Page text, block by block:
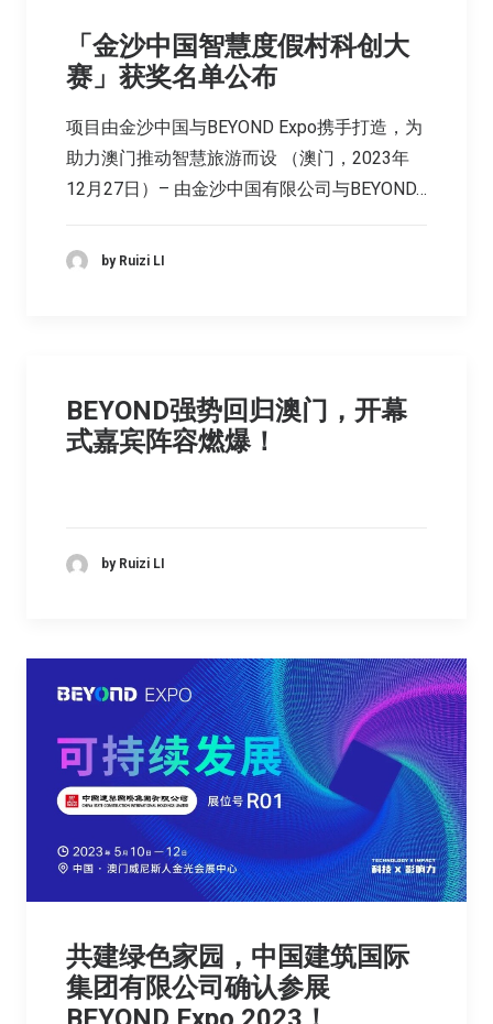
「金沙中国智慧度假村科创大
赛」获奖名单公布
项目由金沙中国与BEYOND Expo携手打造，为
助力澳门推动智慧旅游而设 （澳门，2023年
12月27日）– 由金沙中国有限公司与BEYOND…
by Ruizi LI
BEYOND强势回归澳门，开幕
式嘉宾阵容燃爆！
by Ruizi LI
共建绿色家园，中国建筑国际
集团有限公司确认参展